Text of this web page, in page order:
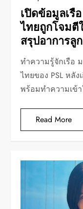
เปิดข้อมูลเรื
ไทยถูกโจม
สรุปอาการลู
ทำความรู้จักเรือ
ไทยของ PSL หลั
พร้อมทำความเข้
Read More